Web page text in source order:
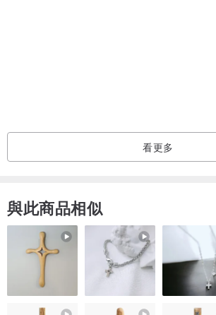
---近似測量; 11 x 11英寸
---可調塑料卡口;大約12.5“和14.5”的頸部開口。
---布料放置可能會有所不同
看更多
與此商品相似